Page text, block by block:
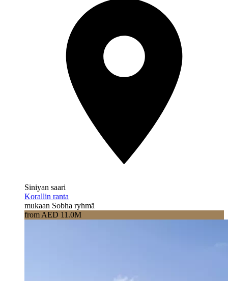
Siniyan saari
Korallin ranta
mukaan Sobha ryhmä
from AED 11.0M